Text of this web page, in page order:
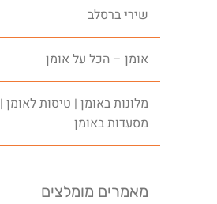
שירי ברסלב
אומן – הכל על אומן
מלונות באומן | טיסות לאומן |
מסעדות באומן
מאמרים מומלצים